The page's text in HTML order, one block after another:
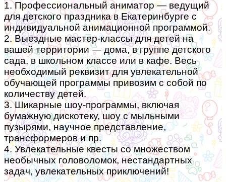
1. Профессиональный аниматор — ведущий
для детского праздника в Екатеринбурге с
индивидуальной анимационной программой.
2. Выездные мастер-классы для детей на
вашей территории — дома, в группе детского
сада, в школьном классе или в кафе. Весь
необходимый реквизит для увлекательной
обучающей программы привозим с собой по
количеству детей.
3. Шикарные шоу-программы, включая
бумажную дискотеку, шоу с мыльными
пузырями, научное представление,
трансформеров и пр.
4. Увлекательные квесты со множеством
необычных головоломок, нестандартных
задач, увлекательных приключений!